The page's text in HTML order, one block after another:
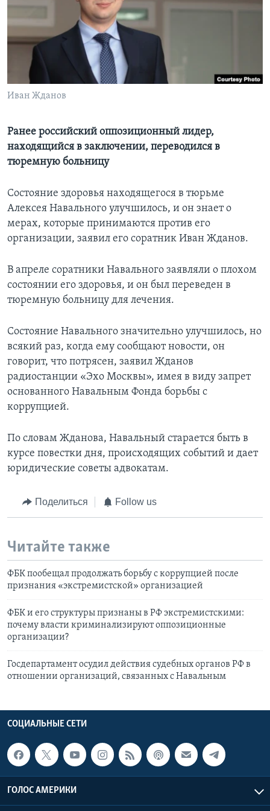
Learning English
СОЦИАЛЬНЫЕ СЕТИ
Иван Жданов
Ранее российский оппозиционный лидер,
находящийся в заключении, переводился в
тюремную больницу
Состояние здоровья находящегося в тюрьме
Алексея Навального улучшилось, и он знает о
мерах, которые принимаются против его
организации, заявил его соратник Иван Жданов.
В апреле соратники Навального заявляли о плохом
состоянии его здоровья, и он был переведен в
тюремную больницу для лечения.
Состояние Навального значительно улучшилось, но
всякий раз, когда ему сообщают новости, он
говорит, что потрясен, заявил Жданов
радиостанции «Эхо Москвы», имея в виду запрет
основанного Навальным Фонда борьбы с
коррупцией.
По словам Жданова, Навальный старается быть в
курсе повестки дня, происходящих событий и дает
юридические советы адвокатам.
Поделиться Follow us
Читайте также
ФБК пообещал продолжать борьбу с коррупцией после
признания «экстремистской» организацией
ФБК и его структуры признаны в РФ экстремистскими:
почему власти криминализируют оппозиционные
организации?
Госдепартамент осудил действия судебных органов РФ в
отношении организаций, связанных с Навальным
СОЦИАЛЬНЫЕ СЕТИ
ГОЛОС АМЕРИКИ